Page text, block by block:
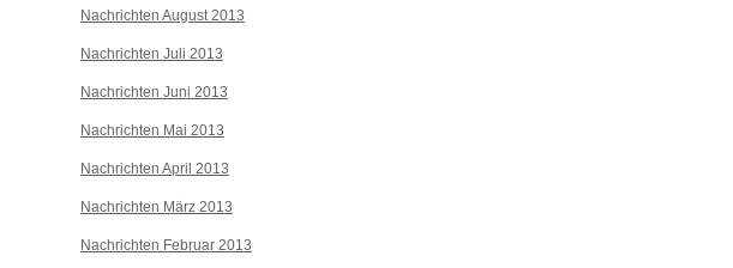
Nachrichten August 2013
Nachrichten Juli 2013
Nachrichten Juni 2013
Nachrichten Mai 2013
Nachrichten April 2013
Nachrichten März 2013
Nachrichten Februar 2013